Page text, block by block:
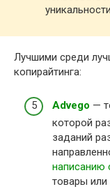
Лучшими среди
копирайтинга:
Advego —
которой
заданий
написанию
товары или